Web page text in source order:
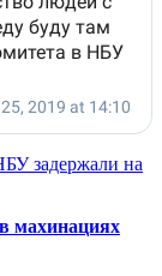
задержали на
махинациях